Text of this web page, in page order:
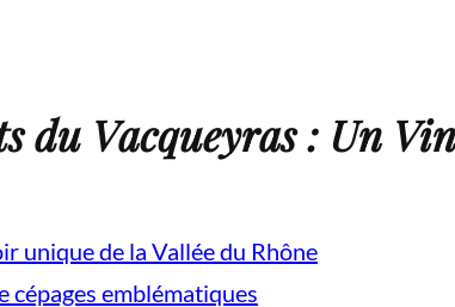
du Vacqueyras : Un
unique de la Vallée du Rhône
cépages emblématiques